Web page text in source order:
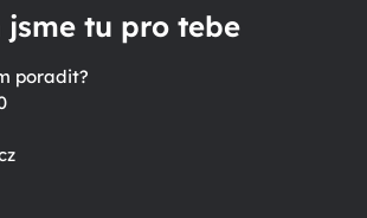
jsme tu pro tebe
poradit?